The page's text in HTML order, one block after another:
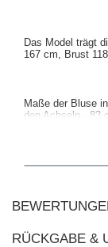
Das Model trägt
167 cm, Brust
Maße der Bluse
den Achseln - 83
RÜCKGABE &